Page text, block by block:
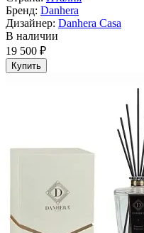
Бренд: Danhera
Дизайнер: Danhera Casa
В наличии
19 500 ₽
Купить